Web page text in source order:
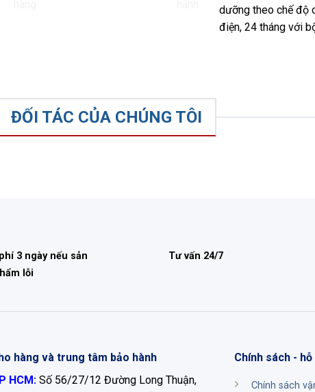
dưỡng theo chế độ
điện, 24 tháng với
ĐỐI TÁC CỦA CHÚNG TÔI
3 ngày nếu sản
lỗi
Tư vấn 24/7
hàng và trung tâm bảo hành
HCM: Số 56/27/12 Đường Long Thuận,
Chính sách -
Chính sách